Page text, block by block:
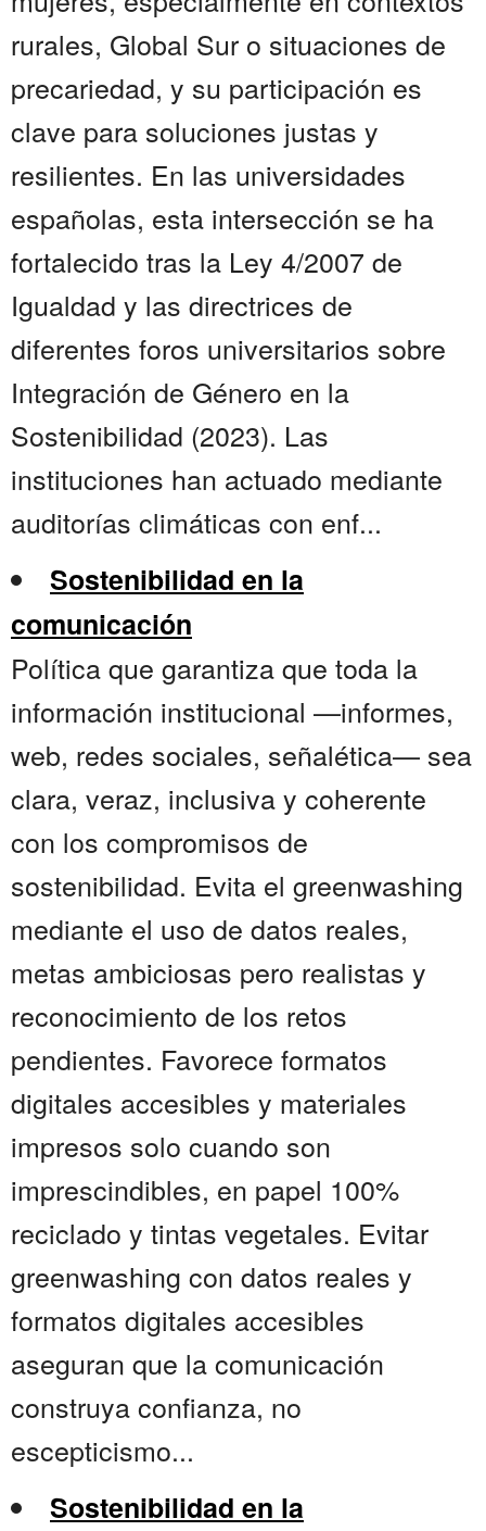
rurales, Global Sur o situaciones de
precariedad, y su participación es
clave para soluciones justas y
resilientes. En las universidades
españolas, esta intersección se ha
fortalecido tras la Ley 4/2007 de
Igualdad y las directrices de
diferentes foros universitarios sobre
Integración de Género en la
Sostenibilidad (2023). Las
instituciones han actuado mediante
auditorías climáticas con enf...
Sostenibilidad en la
comunicación
Política que garantiza que toda la
información institucional —informes,
web, redes sociales, señalética— sea
clara, veraz, inclusiva y coherente
con los compromisos de
sostenibilidad. Evita el greenwashing
mediante el uso de datos reales,
metas ambiciosas pero realistas y
reconocimiento de los retos
pendientes. Favorece formatos
digitales accesibles y materiales
impresos solo cuando son
imprescindibles, en papel 100%
reciclado y tintas vegetales. Evitar
greenwashing con datos reales y
formatos digitales accesibles
aseguran que la comunicación
construya confianza, no
escepticismo...
Sostenibilidad en la